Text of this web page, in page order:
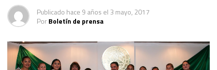
Publicado hace 9 años el 3 mayo, 2017
PorBoletín de prensa